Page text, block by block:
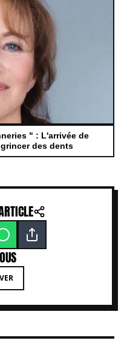
" : L'arrivée de
des dents